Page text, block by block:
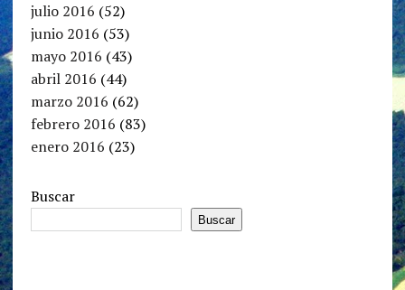
julio 2016 (52)
junio 2016 (53)
mayo 2016 (43)
abril 2016 (44)
marzo 2016 (62)
febrero 2016 (83)
enero 2016 (23)
Buscar
Buscar